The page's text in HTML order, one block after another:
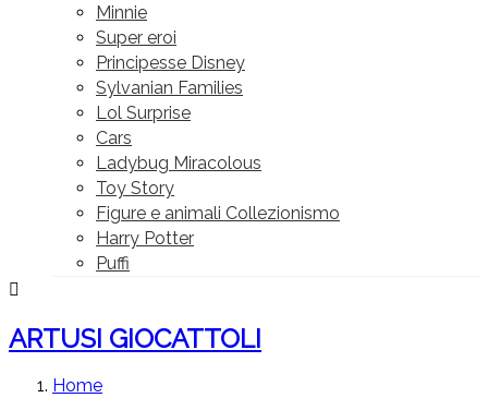
Minnie
Super eroi
Principesse Disney
Sylvanian Families
Lol Surprise
Cars
Ladybug Miracolous
Toy Story
Figure e animali Collezionismo
Harry Potter
Puffi

ARTUSI GIOCATTOLI
Home